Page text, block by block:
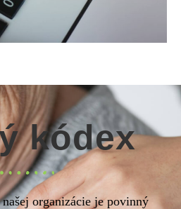
kódex
organizácie je povinný